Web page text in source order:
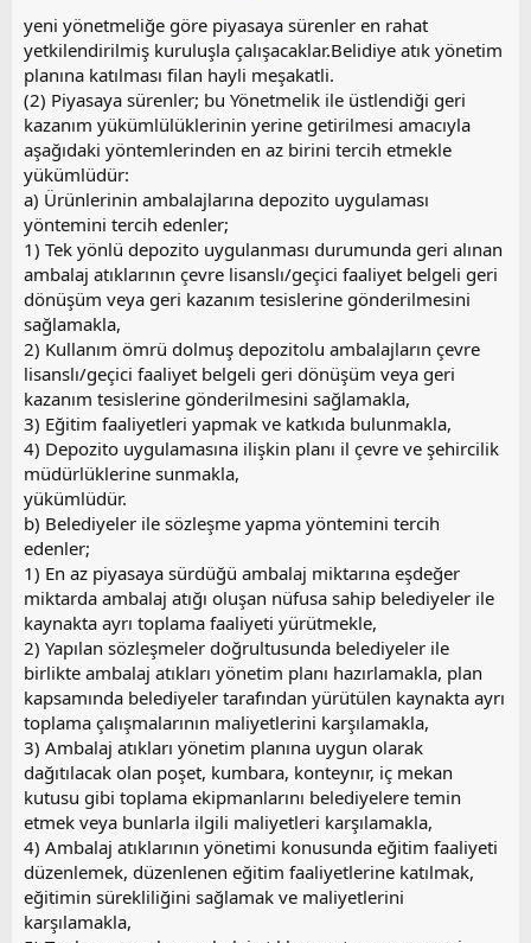
y
l
a
yeni yönetmeliğe göre piyasaya sürenler en rahat
yetkilendirilmiş kuruluşla çalışacaklar.Belidiye atık yönetim
planına katılması filan hayli meşakatli.
(2) Piyasaya sürenler; bu Yönetmelik ile üstlendiği geri
kazanım yükümlülüklerinin yerine getirilmesi amacıyla
aşağıdaki yöntemlerinden en az birini tercih etmekle
yükümlüdür:
a) Ürünlerinin ambalajlarına depozito uygulaması
yöntemini tercih edenler;
1) Tek yönlü depozito uygulanması durumunda geri alınan
ambalaj atıklarının çevre lisanslı/geçici faaliyet belgeli geri
dönüşüm veya geri kazanım tesislerine gönderilmesini
sağlamakla,
2) Kullanım ömrü dolmuş depozitolu ambalajların çevre
lisanslı/geçici faaliyet belgeli geri dönüşüm veya geri
kazanım tesislerine gönderilmesini sağlamakla,
3) Eğitim faaliyetleri yapmak ve katkıda bulunmakla,
4) Depozito uygulamasına ilişkin planı il çevre ve şehircilik
müdürlüklerine sunmakla,
yükümlüdür.
b) Belediyeler ile sözleşme yapma yöntemini tercih
edenler;
1) En az piyasaya sürdüğü ambalaj miktarına eşdeğer
miktarda ambalaj atığı oluşan nüfusa sahip belediyeler ile
kaynakta ayrı toplama faaliyeti yürütmekle,
2) Yapılan sözleşmeler doğrultusunda belediyeler ile
birlikte ambalaj atıkları yönetim planı hazırlamakla, plan
kapsamında belediyeler tarafından yürütülen kaynakta ayrı
toplama çalışmalarının maliyetlerini karşılamakla,
3) Ambalaj atıkları yönetim planına uygun olarak
dağıtılacak olan poşet, kumbara, konteynır, iç mekan
kutusu gibi toplama ekipmanlarını belediyelere temin
etmek veya bunlarla ilgili maliyetleri karşılamakla,
4) Ambalaj atıklarının yönetimi konusunda eğitim faaliyeti
düzenlemek, düzenlenen eğitim faaliyetlerine katılmak,
eğitimin sürekliliğini sağlamak ve maliyetlerini
karşılamakla,